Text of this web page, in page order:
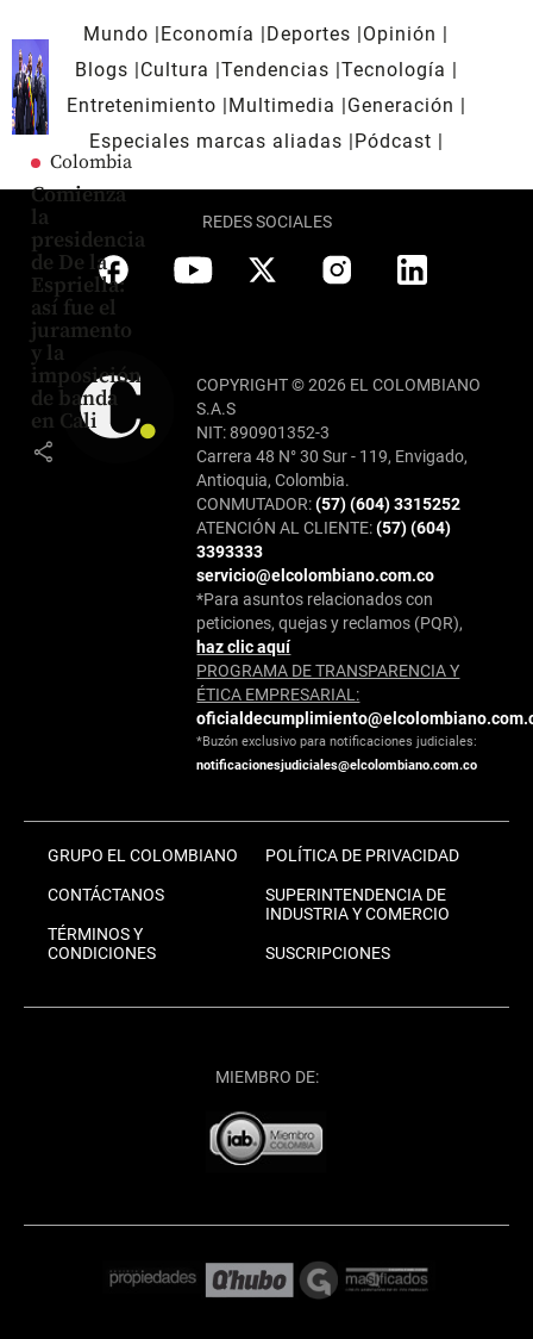
Colombia
Comienza
la
presidencia
de De la
Espriella:
así fue el
juramento
y la
imposición
de banda
en Cali
share
Mundo Economía Deportes
Opinión
Blogs
Cultura Tendencias Tecnología
Entretenimiento
Multimedia
Generación
Especiales marcas aliadas
Pódcast
REDES SOCIALES
COPYRIGHT © 2026 EL COLOMBIANO
S.A.S
NIT: 890901352-3
Carrera 48 N° 30 Sur - 119, Envigado,
Antioquia, Colombia.
CONMUTADOR:(57) (604) 3315252
ATENCIÓN AL CLIENTE:(57) (604)
3393333
servicio@elcolombiano.com.co
*Para asuntos relacionados con
peticiones, quejas y reclamos (PQR),
haz clic aquí
PROGRAMA DE TRANSPARENCIA Y
ÉTICA EMPRESARIAL:
*Buzón exclusivo para notificaciones judiciales:
notificacionesjudiciales@elcolombiano.com.co
GRUPO EL COLOMBIANO
CONTÁCTANOS
TÉRMINOS Y
CONDICIONES
POLÍTICA DE PRIVACIDAD
SUPERINTENDENCIA DE
INDUSTRIA Y COMERCIO
SUSCRIPCIONES
MIEMBRO DE: